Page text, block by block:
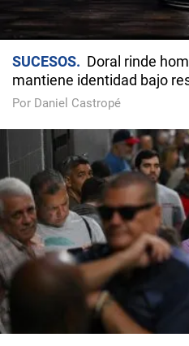
SUCESOS
Doral rinde
mantiene identidad bajo
Por Daniel Castropé